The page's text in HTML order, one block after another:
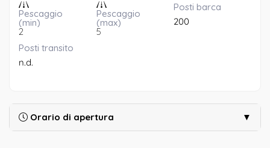
Pescaggio
(min)
2
Pescaggio
(max)
5
Posti barca
200
Posti transito
n.d.
Orario di apertura ▼